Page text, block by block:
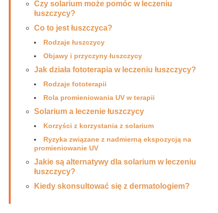
Czy solarium może pomóc w leczeniu
łuszczycy?
Co to jest łuszczyca?
Rodzaje łuszczycy
Objawy i przyczyny łuszczycy
Jak działa fototerapia w leczeniu łuszczycy?
Rodzaje fototerapii
Rola promieniowania UV w terapii
Solarium a leczenie łuszczycy
Korzyści z korzystania z solarium
Ryzyka związane z nadmierną ekspozycją na
promieniowanie UV
Jakie są alternatywy dla solarium w leczeniu
łuszczycy?
Kiedy skonsultować się z dermatologiem?